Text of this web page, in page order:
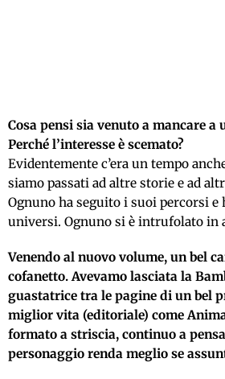
Cosa pensi sia venuto a mancare a
Perché l’interesse è scemato?
Evidentemente c’era un tempo
siamo passati ad altre storie e ad
Ognuno ha seguito i suoi percorsi e
universi. Ognuno si è intrufolato in
Venendo al nuovo volume, un bel
cofanetto. Avevamo lasciata la
guastatrice tra le pagine di un bel
miglior vita (editoriale) come
formato a striscia, continuo a
personaggio renda meglio se